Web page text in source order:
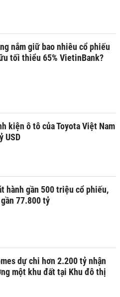
nắm giữ bao nhiêu cổ phiếu
tối thiểu 65% VietinBank?
kiện ô tô của Toyota Việt Nam
USD
hành gần 500 triệu cổ phiếu,
77.800 tỷ
dự chi hơn 2.200 tỷ nhận
một khu đất tại Khu đô thị